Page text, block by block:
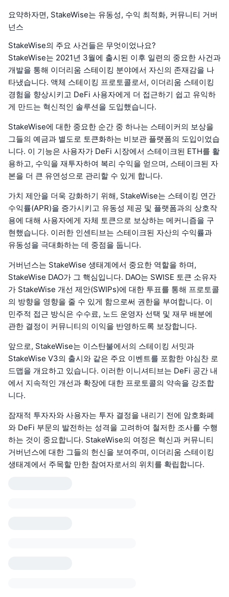
요약하자면, StakeWise는 유동성, 수익 최적화, 커뮤니티 거버
넌스
StakeWise의 주요 사건들은 무엇이었나요?
StakeWise는 2021년 3월에 출시된 이후 일련의 중요한 사건과
개발을 통해 이더리움 스테이킹 분야에서 자신의 존재감을 나
타냈습니다. 액체 스테이킹 프로토콜로서, 이더리움 스테이킹
경험을 향상시키고 DeFi 사용자에게 더 접근하기 쉽고 유익하
게 만드는 혁신적인 솔루션을 도입했습니다.
StakeWise에 대한 중요한 순간 중 하나는 스테이커의 보상을
그들의 예금과 별도로 토큰화하는 비보관 플랫폼의 도입이었습
니다. 이 기능은 사용자가 DeFi 시장에서 스테이크된 ETH를 활
용하고, 수익을 재투자하여 복리 수익을 얻으며, 스테이크된 자
본을 더 큰 유연성으로 관리할 수 있게 합니다.
가치 제안을 더욱 강화하기 위해, StakeWise는 스테이킹 연간
수익률(APR)을 증가시키고 유동성 제공 및 플랫폼과의 상호작
용에 대해 사용자에게 자체 토큰으로 보상하는 메커니즘을 구
현했습니다. 이러한 인센티브는 스테이크된 자산의 수익률과
유동성을 극대화하는 데 중점을 둡니다.
거버넌스는 StakeWise 생태계에서 중요한 역할을 하며,
StakeWise DAO가 그 핵심입니다. DAO는 SWISE 토큰 소유자
가 StakeWise 개선 제안(SWIPs)에 대한 투표를 통해 프로토콜
의 방향을 영향을 줄 수 있게 함으로써 권한을 부여합니다. 이
민주적 접근 방식은 수수료, 노드 운영자 선택 및 재무 배분에
관한 결정이 커뮤니티의 이익을 반영하도록 보장합니다.
앞으로, StakeWise는 이스탄불에서의 스테이킹 서밋과
StakeWise V3의 출시와 같은 주요 이벤트를 포함한 야심찬 로
드맵을 개요하고 있습니다. 이러한 이니셔티브는 DeFi 공간 내
에서 지속적인 개선과 확장에 대한 프로토콜의 약속을 강조합
니다.
잠재적 투자자와 사용자는 투자 결정을 내리기 전에 암호화폐
와 DeFi 부문의 발전하는 성격을 고려하여 철저한 조사를 수행
하는 것이 중요합니다. StakeWise의 여정은 혁신과 커뮤니티
거버넌스에 대한 그들의 헌신을 보여주며, 이더리움 스테이킹
생태계에서 주목할 만한 참여자로서의 위치를 확립합니다.